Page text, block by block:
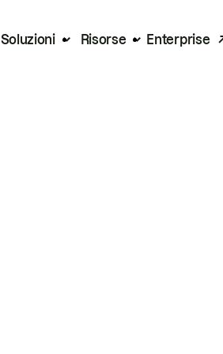
Soluzioni Risorse Enterprise